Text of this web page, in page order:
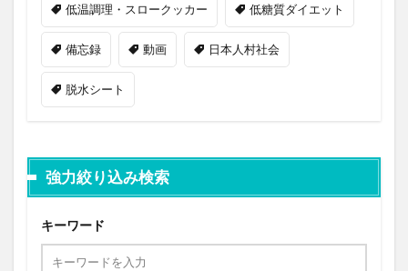
低温調理・スロークッカー 低糖質ダイエット
備忘録 動画 日本人村社会
脱水シート
強力絞り込み検索
キーワード